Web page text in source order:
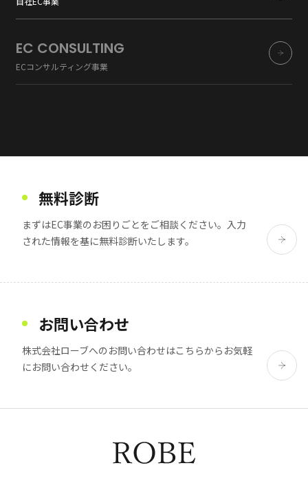
EC CONSULTING
ECコンサルティング事業
無料診断
まずはEC事業のお困りごとをご相談ください。 入力
された情報を基に無料診断いたします。
お問い合わせ
株式会社ローブへのお問い合わせはこちらからお気軽
にお問い合わせください。